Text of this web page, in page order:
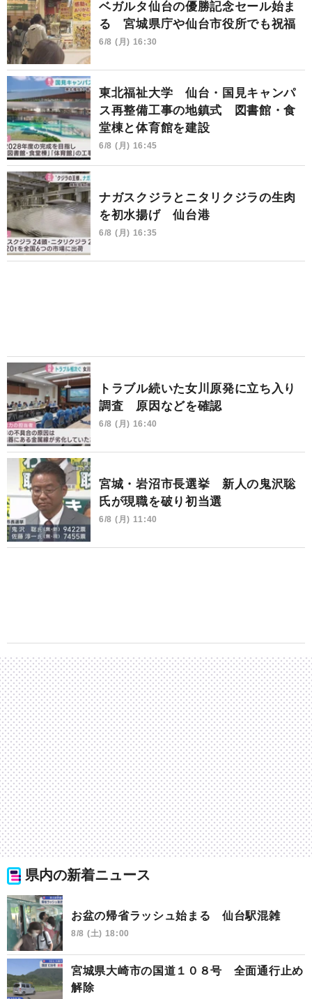
ベガルタ仙台の優勝記念セール始ま
る 宮城県庁や仙台市役所でも祝福
6/8 (月) 16:30
東北福祉大学 仙台・国見キャンパ
ス再整備工事の地鎮式 図書館・食
堂棟と体育館を建設
6/8 (月) 16:45
ナガスクジラとニタリクジラの生肉
を初水揚げ 仙台港
6/8 (月) 16:35
トラブル続いた女川原発に立ち入り
調査 原因などを確認
6/8 (月) 16:40
宮城・岩沼市長選挙 新人の鬼沢聡
氏が現職を破り初当選
6/8 (月) 11:40
県内の新着ニュース
お盆の帰省ラッシュ始まる 仙台駅混雑
8/8 (土) 18:00
宮城県大崎市の国道１０８号 全面通行止め
解除